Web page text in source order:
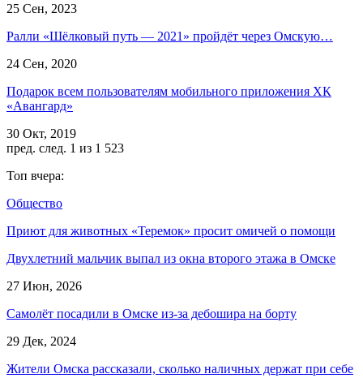
25 Сен, 2023
Ралли «Шёлковый путь — 2021» пройдёт через Омскую…
24 Сен, 2020
Подарок всем пользователям мобильного приложения ХК
«Авангард»
30 Окт, 2019
пред. след. 1 из 1 523
Топ вчера:
Общество
Приют для животных «Теремок» просит омичей о помощи
Двухлетний мальчик выпал из окна второго этажа в Омске
27 Июн, 2026
Самолёт посадили в Омске из-за дебошира на борту
29 Дек, 2024
Жители Омска рассказали, сколько наличных держат при себе